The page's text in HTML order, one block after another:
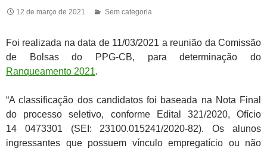
12 de março de 2021 Sem categoria
Foi realizada na data de 11/03/2021 a reunião da Comissão
de Bolsas do PPG-CB, para determinação do
Ranqueamento 2021.
“A classificação dos candidatos foi baseada na Nota Final
do processo seletivo, conforme Edital 321/2020, Ofício
14 0473301 (SEI: 23100.015241/2020-82). Os alunos
ingressantes que possuem vínculo empregatício ou não